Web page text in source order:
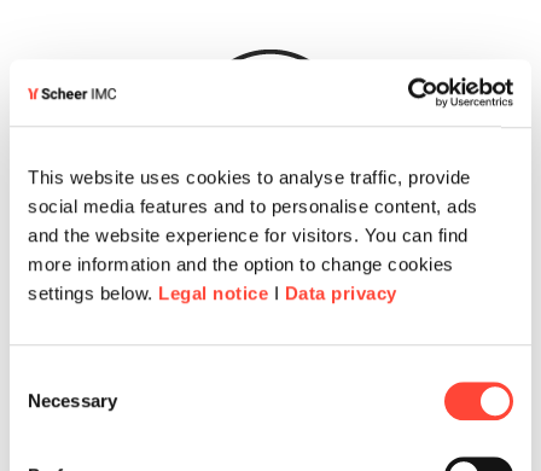
This website uses cookies to analyse traffic, provide
social media features and to personalise content, ads
and the website experience for visitors. You can find
more information and the option to change cookies
settings below. Legal notice I Data privacy
Selection
Necessary
Kunden